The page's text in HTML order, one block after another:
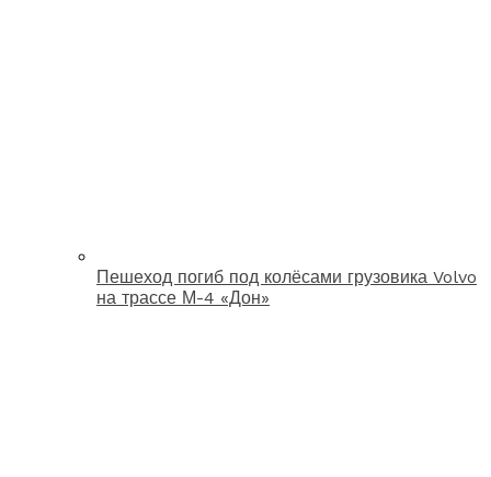
Пешеход погиб под колёсами грузовика Volvo
на трассе М-4 «Дон»